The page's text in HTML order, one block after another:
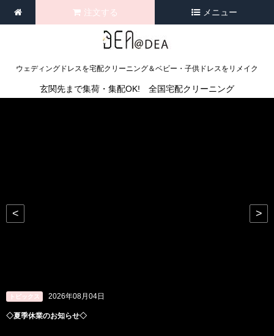
ウェディングドレスを宅配クリーニング＆ベビー・子供ドレスをリメイク
注文する メニュー
玄関先まで集荷・集配OK! 全国宅配クリーニング
トピックス 2026年08月04日
◇夏季休業のお知らせ◇
< >